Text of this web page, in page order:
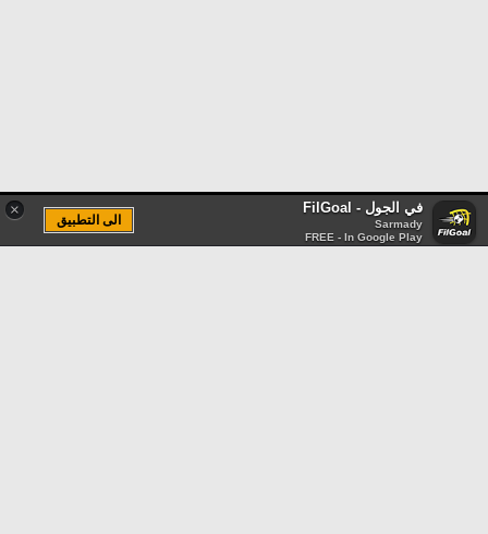
× في الجول - FilGoal
Sarmady
FREE - In Google Play
الى التطبيق